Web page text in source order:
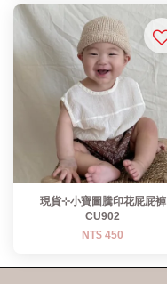
現貨⊹小寶圖騰印花屁屁褲
CU902
NT$ 450